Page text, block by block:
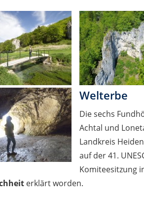
Welterbe
Die sechs
Achtal und
Landkreis
auf der 41.
Komiteesitzung
erklärt worden.